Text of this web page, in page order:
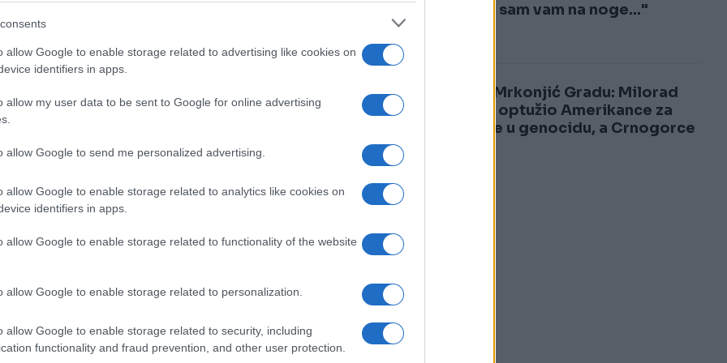
allow Google to enable storage related to advertising like cookies on
identifiers in apps.
allow my user data to be sent to Google for online advertising
allow Google to send me personalized advertising.
allow Google to enable storage related to analytics like cookies on
identifiers in apps.
allow Google to enable storage related to functionality of the website
allow Google to enable storage related to personalization.
allow Google to enable storage related to security, including
functionality and fraud prevention, and other user protection.
poticaja za zapošljavanje i samozapošljavanje.
inovacija u proizvodnju, ulaganje u standarde
EU projekata i nastupa na međunarodnim
seminarsko-edukativnog tipa,
imaju priliku istaknuti, a dajemo i
putem poduzetničkog inkubatora kroz koji je
poduzetničkih kredita, EU projekata i
kroz razne programe, mjere i EU
područje Pule u sklopu ITU mehanizma
kuna koji će dodatno utjecati na društvenu,
Jedan od deset strateških projekata za
Došao sam vam na noge..."
4
Šok u Mrkonjić Gradu: Milorad
Dodik optužio Amerikance za
učešće u genocidu, a Crnogorce